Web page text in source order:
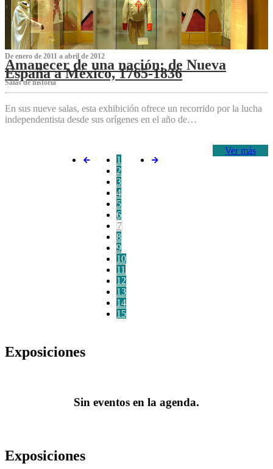
De enero de 2011 a abril de 2012
Amanecer de una nación: de Nueva
España a México, 1765-1836
Salas de historia
En sus nueve salas, esta exhibición ofrece un recorrido por la lucha
independentista desde sus orígenes en el año de…
Ver más
1
2
3
4
5
6
7
8
9
10
11
12
13
14
15
Exposiciones
Sin eventos en la agenda.
Exposiciones